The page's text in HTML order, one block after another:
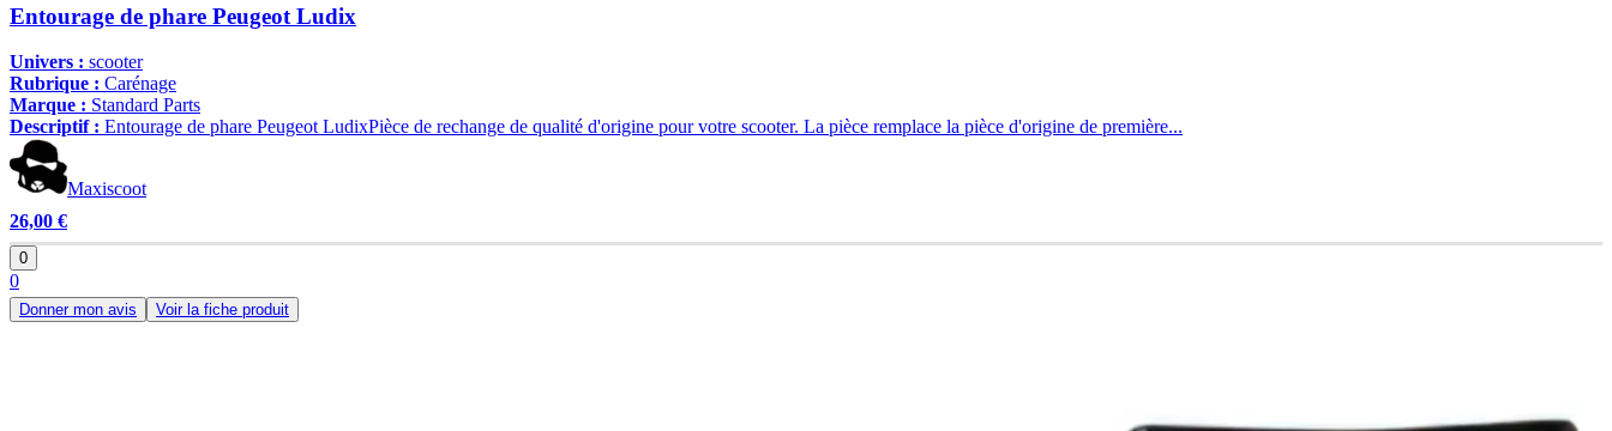
Entourage de phare Peugeot Ludix
Univers : scooter
Rubrique : Carénage
Marque : Standard Parts
Descriptif : Entourage de phare Peugeot LudixPièce de rechange de qualité d'origine pour votre scooter. La pièce remplace la pièce d'origine de première...
Maxiscoot
26,00 €
0
0
Donner mon avis Voir la fiche produit